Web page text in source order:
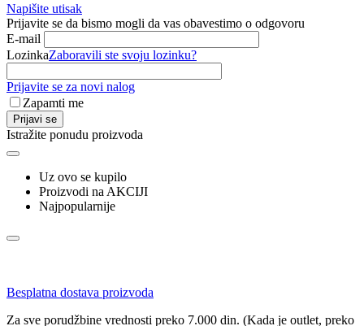
Napišite utisak
Prijavite se da bismo mogli da vas obavestimo o odgovoru
E-mail
LozinkaZaboravili ste svoju lozinku?
Prijavite se za novi nalog
Zapamti me
Prijavi se
Istražite ponudu proizvoda
Uz ovo se kupilo
Proizvodi na AKCIJI
Najpopularnije
Besplatna dostava proizvoda
Za sve porudžbine vrednosti preko 7.000 din. (Kada je outlet, preko